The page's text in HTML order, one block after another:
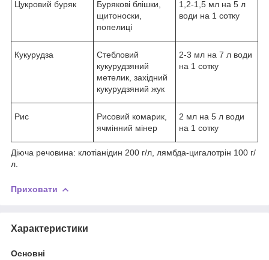
Цукровий буряк
Бурякові блішки,
щитоноски,
попелиці
1,2-1,5 мл на 5 л
води на 1 сотку
Кукурудза
Стебловий
кукурудзяний
метелик, західний
кукурудзяний жук
2-3 мл на 7 л води
на 1 сотку
Рис
Рисовий комарик,
ячмінний мінер
2 мл на 5 л води
на 1 сотку
Діюча речовина: клотіанідин 200 г/л, лямбда-цигалотрін 100 г/
л.
Приховати
Характеристики
Основні